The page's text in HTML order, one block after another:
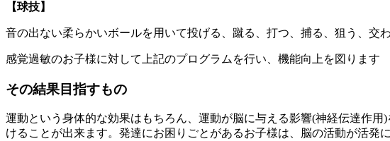
【球技】
音の出ない柔らかいボールを用いて投げる、蹴る、打つ、捕る、狙う、交
感覚過敏のお子様に対して上記のプログラムを行い、機能向上を図ります
その結果目指すもの
運動という身体的な効果はもちろん、運動が脳に与える影響(神経伝達作
けることが出来ます。発達にお困りごとがあるお子様は、脳の活動が活